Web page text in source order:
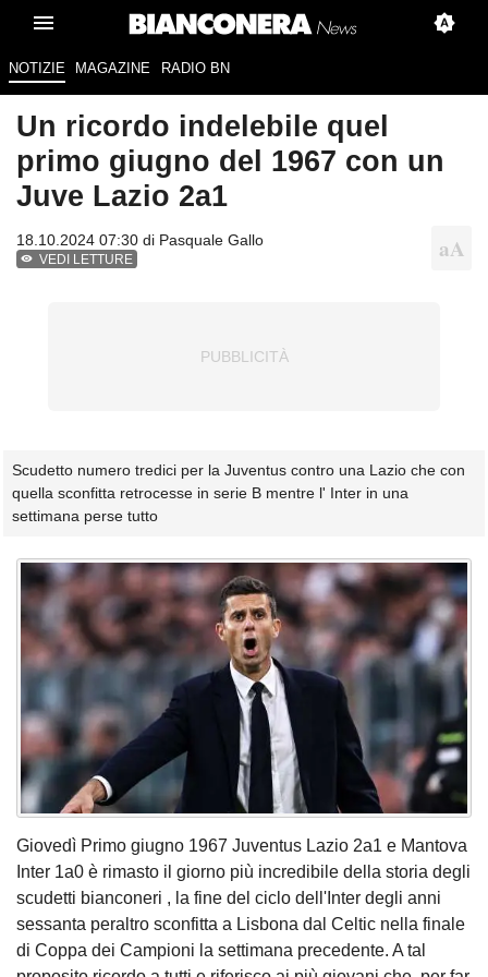
NOTIZIE MAGAZINE RADIO BN
Un ricordo indelebile quel
primo giugno del 1967 con un
Juve Lazio 2a1
18.10.2024 07:30 di Pasquale Gallo
VEDI LETTURE
Scudetto numero tredici per la Juventus contro una Lazio che con
quella sconfitta retrocesse in serie B mentre l' Inter in una
settimana perse tutto
Giovedì Primo giugno 1967 Juventus Lazio 2a1 e Mantova
Inter 1a0 è rimasto il giorno più incredibile della storia degli
scudetti bianconeri , la fine del ciclo dell'Inter degli anni
sessanta peraltro sconfitta a Lisbona dal Celtic nella finale
di Coppa dei Campioni la settimana precedente. A tal